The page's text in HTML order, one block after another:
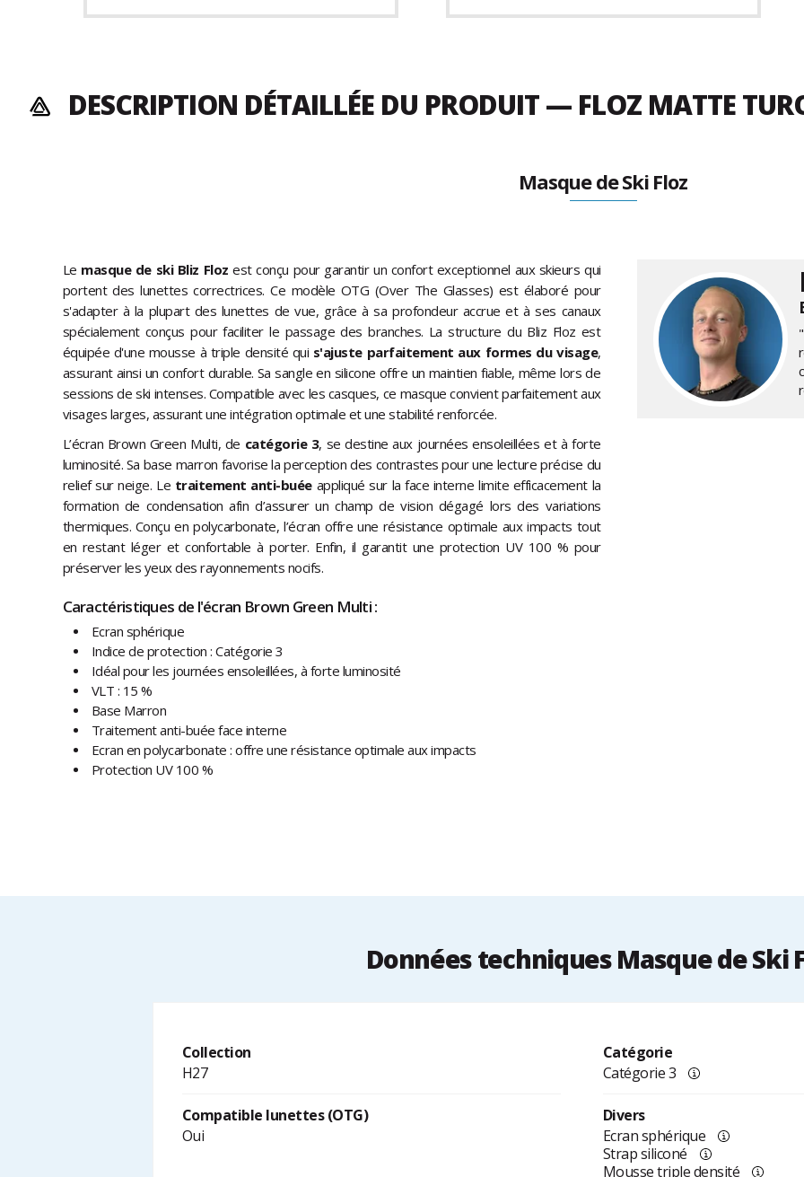
DESCRIPTION DÉTAILLÉE DU PRODUIT — FLOZ MATTE
Masque de Ski Floz
Le masque de ski Bliz Floz est conçu pour garantir un confort exceptionnel aux skieurs qui
portent des lunettes correctrices. Ce modèle OTG (Over The Glasses) est élaboré pour
s'adapter à la plupart des lunettes de vue, grâce à sa profondeur accrue et à ses canaux
spécialement conçus pour faciliter le passage des branches. La structure du Bliz Floz est
équipée d'une mousse à triple densité qui s'ajuste parfaitement aux formes du visage,
assurant ainsi un confort durable. Sa sangle en silicone offre un maintien fiable, même lors de
sessions de ski intenses. Compatible avec les casques, ce masque convient parfaitement aux
visages larges, assurant une intégration optimale et une stabilité renforcée.
L’écran Brown Green Multi, de catégorie 3, se destine aux journées ensoleillées et à forte
luminosité. Sa base marron favorise la perception des contrastes pour une lecture précise du
relief sur neige. Le traitement anti-buéeappliqué sur la face interne limite efficacement la
formation de condensation afin d’assurer un champ de vision dégagé lors des variations
thermiques. Conçu en polycarbonate, l’écran offre une résistance optimale aux impacts tout
en restant léger et confortable à porter. Enfin, il garantit une protection UV 100 % pour
préserver les yeux des rayonnements nocifs.
Caractéristiques de l'écran Brown Green Multi :
Ecran sphérique
Indice de protection : Catégorie 3
Idéal pour les journées ensoleillées, à forte luminosité
VLT : 15 %
Base Marron
Traitement anti-buée face interne
Ecran en polycarbonate : offre une résistance optimale aux impacts
Protection UV 100 %
Données techniques Masque de Ski
Collection
H27
Catégorie
Catégorie 3
Compatible lunettes (OTG)
Oui
Divers
Ecran sphérique
Strap siliconé
Mousse triple densité